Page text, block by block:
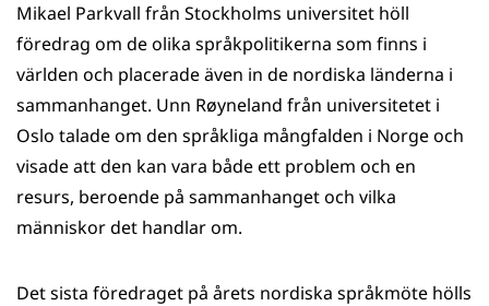
Mikael Parkvall från Stockholms universitet höll
föredrag om de olika språkpolitikerna som finns i
världen och placerade även in de nordiska länderna i
sammanhanget. Unn Røyneland från universitetet i
Oslo talade om den språkliga mångfalden i Norge och
visade att den kan vara både ett problem och en
resurs, beroende på sammanhanget och vilka
människor det handlar om.
Det sista föredraget på årets nordiska språkmöte hölls